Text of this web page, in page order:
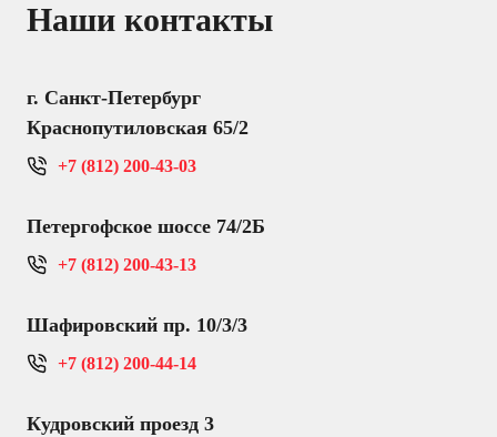
Наши контакты
г. Санкт-Петербург
Краснопутиловская 65/2
+7 (812) 200-43-03
Петергофское шоссе 74/2Б
+7 (812) 200-43-13
Шафировский пр. 10/3/3
+7 (812) 200-44-14
Кудровский проезд 3